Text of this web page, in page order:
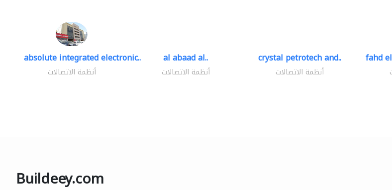
absolute integrated electronic..
أنظمة الاتصالات
al abaad al..
أنظمة الاتصالات
crystal petrotech and..
أنظمة الاتصالات
fahd
Buildeey.com